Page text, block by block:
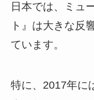
日本では、ミュ
ト』は大きな反
ています。
特に、2017年に